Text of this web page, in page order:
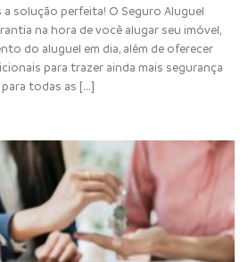
a solução perfeita! O Seguro Aluguel
na hora de você alugar seu imóvel,
do aluguel em dia, além de oferecer
para trazer ainda mais segurança
para todas as [...]